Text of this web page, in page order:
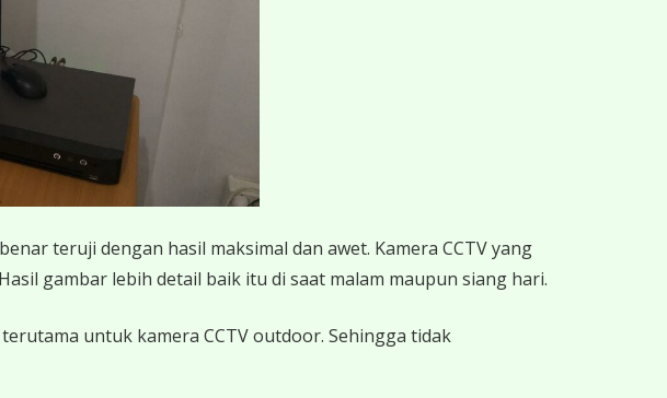
teruji dengan hasil maksimal dan awet. Kamera CCTV yang
gambar lebih detail baik itu di saat malam maupun siang hari.
untuk kamera CCTV outdoor. Sehingga tidak